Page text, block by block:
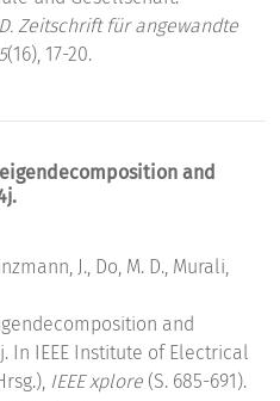
Zeitschrift für angewandte
(16), 17-20.
and
J., Do, M. D., Murali,
and
In IEEE Institute of Electrical
IEEE xplore (S. 685-691).